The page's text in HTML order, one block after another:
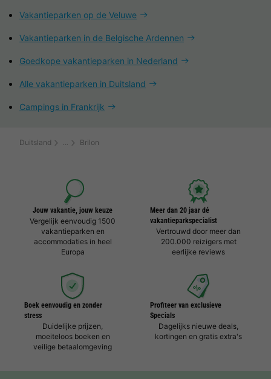
Vakantieparken op de Veluwe
Vakantieparken in de Belgische Ardennen
Goedkope vakantieparken in Nederland
Alle vakantieparken in Duitsland
Campings in Frankrijk
Duitsland Brilon
Jouw vakantie, jouw keuze
Vergelijk eenvoudig 1500
vakantieparken en
accommodaties in heel
Europa
Meer dan 20 jaar dé
vakantieparkspecialist
Vertrouwd door meer dan
200.000 reizigers met
eerlijke reviews
Boek eenvoudig en zonder
stress
Duidelijke prijzen,
moeiteloos boeken en
veilige betaalomgeving
Profiteer van exclusieve
Specials
Dagelijks nieuwe deals,
kortingen en gratis extra's